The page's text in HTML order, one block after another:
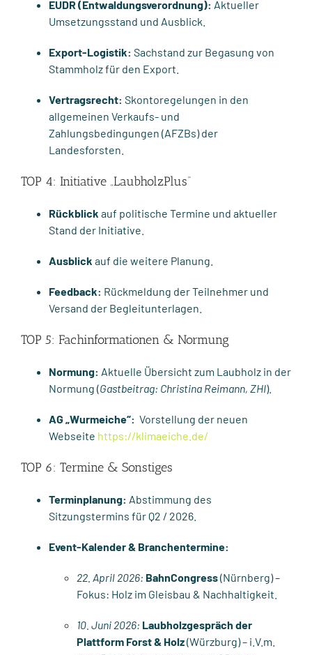
EUDR (Entwaldungsverordnung): Aktueller
Umsetzungsstand und Ausblick.
Export-Logistik: Sachstand zur Begasung von
Stammholz für den Export.
Vertragsrecht: Skontoregelungen in den
allgemeinen Verkaufs- und
Zahlungsbedingungen (AFZBs) der
Landesforsten.
TOP 4: Initiative „LaubholzPlus“
Rückblick auf politische Termine und aktueller
Stand der Initiative.
Ausblick auf die weitere Planung.
Feedback: Rückmeldung der Teilnehmer und
Versand der Begleitunterlagen.
TOP 5: Fachinformationen & Normung
Normung: Aktuelle Übersicht zum Laubholz in der
Normung (Gastbeitrag: Christina Reimann, ZHI).
AG „Wurmeiche“: Vorstellung der neuen
Webseite https://klimaeiche.de/
TOP 6: Termine & Sonstiges
Terminplanung: Abstimmung des
Sitzungstermins für Q2 / 2026.
Event-Kalender & Branchentermine:
22. April 2026: BahnCongress(Nürnberg) –
Fokus: Holz im Gleisbau & Nachhaltigkeit.
10. Juni 2026: Laubholzgespräch der
Plattform Forst & Holz(Würzburg) – i.V.m.